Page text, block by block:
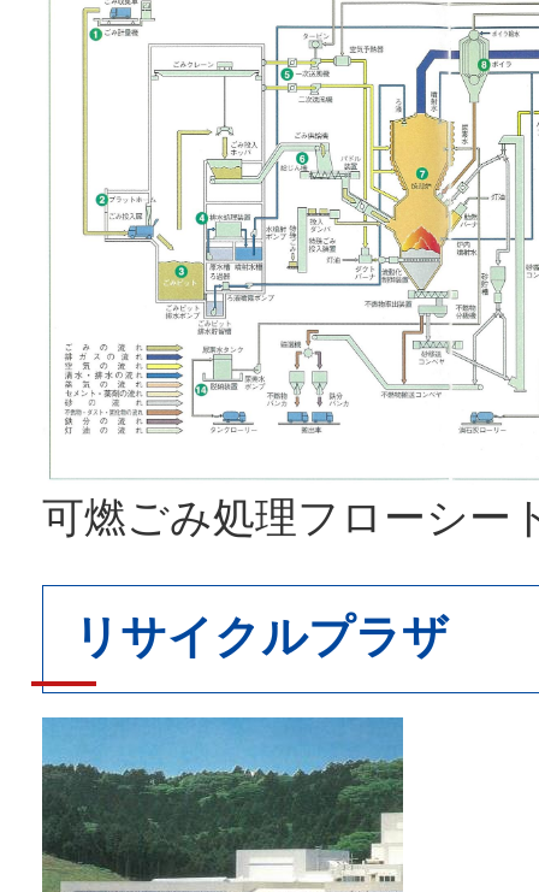
可燃ごみ処理フローシー
リサイクルプラザ